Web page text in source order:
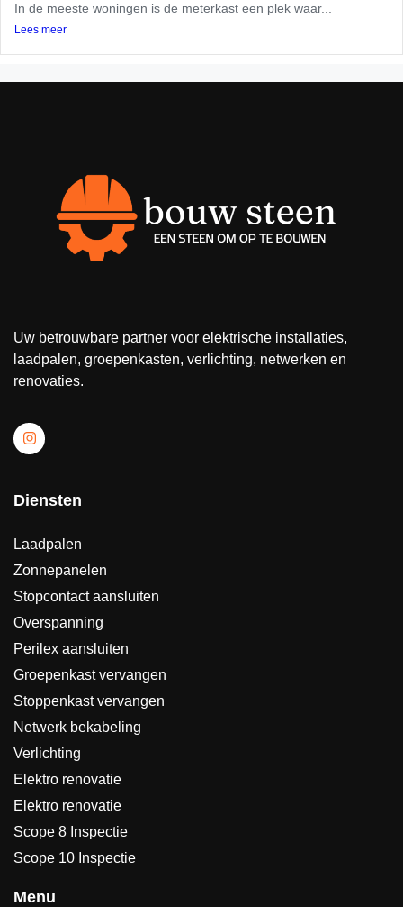
In de meeste woningen is de meterkast een plek waar...
Lees meer
Uw betrouwbare partner voor elektrische installaties,
laadpalen, groepenkasten, verlichting, netwerken en
renovaties.
Diensten
Laadpalen
Zonnepanelen
Stopcontact aansluiten
Overspanning
Perilex aansluiten
Groepenkast vervangen
Stoppenkast vervangen
Netwerk bekabeling
Verlichting
Elektro renovatie
Elektro renovatie
Scope 8 Inspectie
Scope 10 Inspectie
Menu